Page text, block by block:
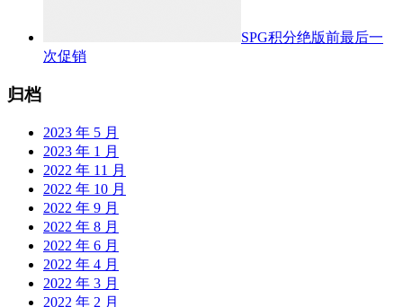
SPG积分绝版前最后一
次促销
归档
2023 年 5 月
2023 年 1 月
2022 年 11 月
2022 年 10 月
2022 年 9 月
2022 年 8 月
2022 年 6 月
2022 年 4 月
2022 年 3 月
2022 年 2 月